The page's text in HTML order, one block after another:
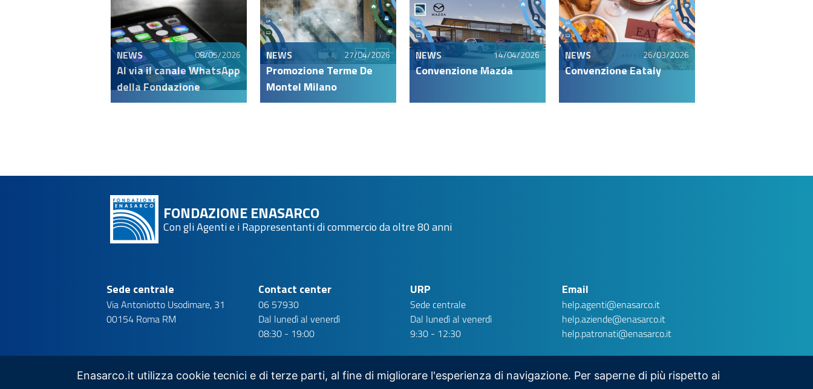
NEWS 08/05/2026
Al via il canale WhatsApp
della Fondazione
NEWS 27/04/2026
Promozione Terme De
Montel Milano
NEWS 14/04/2026
Convenzione Mazda
NEWS 26/03/2026
Convenzione Eataly
ESCI E CHIUDI CHAT
FONDAZIONE ENASARCO
Con gli Agenti e i Rappresentanti di commercio da oltre 80 anni
Sede centrale
Via Antoniotto Usodimare, 31
00154 Roma RM
Contact center
06 57930
Dal lunedì al venerdì
08:30 - 19:00
URP
Sede centrale
Dal lunedì al venerdì
9:30 - 12:30
Email
help.agenti@enasarco.it
help.aziende@enasarco.it
help.patronati@enasarco.it
Enasarco.it utilizza cookie tecnici e di terze parti, al fine di migliorare l'esperienza di navigazione. Per saperne di più rispetto ai